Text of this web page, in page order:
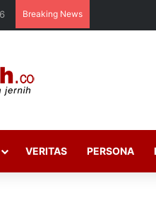
Breaking News
VERITAS PERSONA